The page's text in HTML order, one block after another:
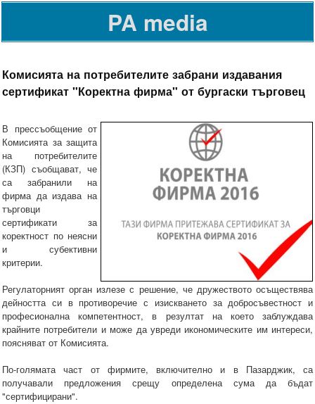
PA media
Комисията на потребителите забрани издавания
сертификат "Коректна фирма" от бургаски търговец
В прессъобщение от
Комисията за защита
на потребителите
(КЗП) съобщават, че
са забранили на
фирма да издава на
търговци
сертификати за
коректност по неясни
и субективни
критерии.
Регулаторният орган излезе с решение, че дружеството осъществява
дейността си в противоречие с изискването за добросъвестност и
професионална компетентност, в резултат на което заблуждава
крайните потребители и може да увреди икономическите им интереси,
поясняват от Комисията.
По-голямата част от фирмите, включително и в Пазарджик, са
получавали предложения срещу определена сума да бъдат
"сертифицирани".